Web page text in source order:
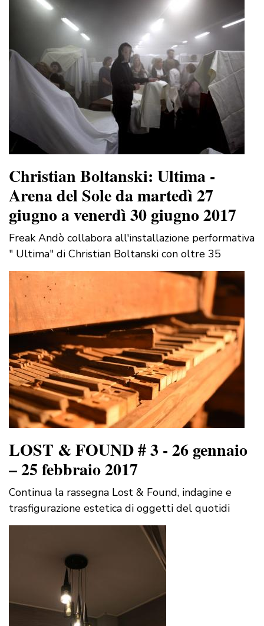
Christian Boltanski: Ultima -
Arena del Sole da martedì 27
giugno a venerdì 30 giugno 2017
Freak Andò collabora all'installazione performativa
" Ultima" di Christian Boltanski con oltre 35
LOST & FOUND # 3 - 26 gennaio
– 25 febbraio 2017
Continua la rassegna Lost & Found, indagine e
trasfigurazione estetica di oggetti del quotidi